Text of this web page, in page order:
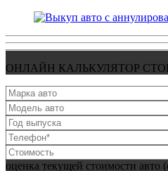
ОНЛАЙН КАЛЬКУЛЯТОР
оценка текущей стоимости авто